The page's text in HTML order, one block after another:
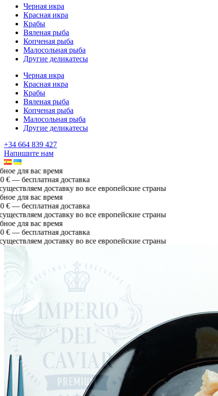
Черная икра
Красная икра
Крабы
Вяленая рыба
Копченая рыба
Малосольная рыба
Другие деликатесы
Черная икра
Красная икра
Крабы
Вяленая рыба
Копченая рыба
Малосольная рыба
Другие деликатесы
+34 664 839 427
Напишите нам
для вас время
— бесплатная доставка
доставку во все европейские страны
для вас время
— бесплатная доставка
доставку во все европейские страны
для вас время
— бесплатная доставка
доставку во все европейские страны